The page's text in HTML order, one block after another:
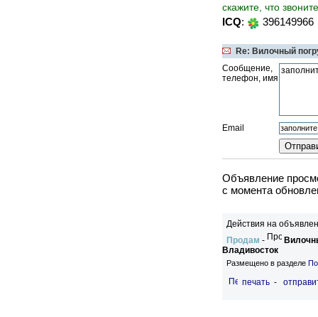
скажите, что
ICQ: 396149966
Re: Вилочный
Сообщение,
телефон, имя
Email
Объявление
c момента
Действия на
Продам -
Владивосток
Размещено в разделе
печать -